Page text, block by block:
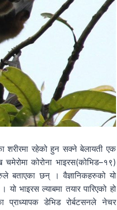
शरीरमा रहेको हुन सक्ने बेलायती एक
कोरोना भाइरस(कोभिड–१९)
बताएका छन् । वैज्ञानिकहरुको यो
यो भाइरस ल्याबमा तयार पारिएको हो
प्राध्यापक डेभिड रोर्बटसनले नेचर